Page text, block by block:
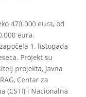
470.000 eura, od
eura.
1. listopada
Projekt su
projekta, Javna
Centar za
(CSTI) i Nacionalna